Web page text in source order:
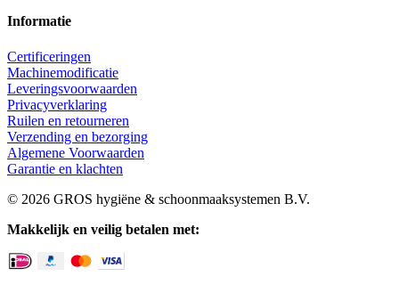
Informatie
Certificeringen
Machinemodificatie
Leveringsvoorwaarden
Privacyverklaring
Ruilen en retourneren
Verzending en bezorging
Algemene Voorwaarden
Garantie en klachten
© 2026 GROS hygiëne & schoonmaaksystemen B.V.
Makkelijk en veilig betalen met: